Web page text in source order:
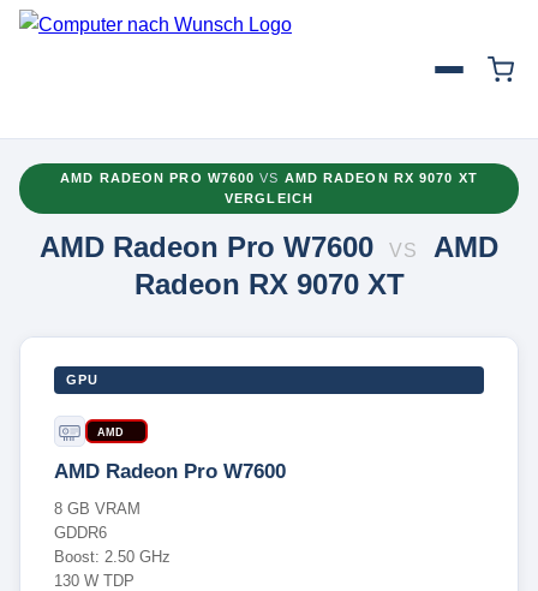
AMD RADEON PRO W7600VS AMD RADEON RX 9070 XT
VERGLEICH
AMD Radeon Pro W7600 VS
AMD
Radeon RX 9070 XT
GPU
AMD
AMD Radeon Pro W7600
8 GB VRAM
GDDR6
Boost: 2.50 GHz
130 W TDP